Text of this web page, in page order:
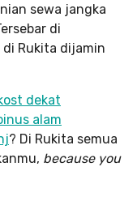
sewa jangka
di
Rukita dijamin
dekat
alam
? Di Rukita semua
because you